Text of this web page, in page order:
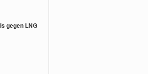
gegen LNG